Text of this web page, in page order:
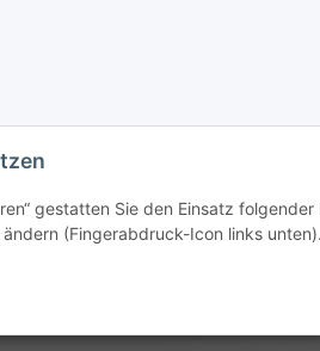
gestatten Sie den Einsatz
(Fingerabdruck-Icon links